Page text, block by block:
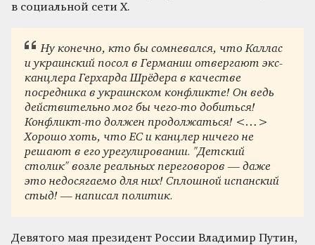
в социальной сети X.
Ну конечно, кто бы сомневался, что Каллас
и украинский посол в Германии отвергают экс-
канцлера Герхарда Шрёдера в качестве
посредника в украинском конфликте! Он ведь
действительно мог бы чего-то добиться!
Конфликт-то должен продолжаться! <…>
Хорошо хоть, что ЕС и канцлер ничего не
решают в его урегулировании. "Детский
столик" возле реальных переговоров — даже
это недосягаемо для них! Сплошной испанский
стыд! — написал политик.
Девятого мая президент России Владимир Путин,